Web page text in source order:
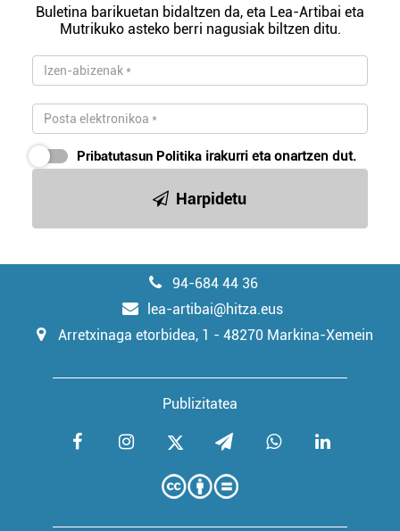
Lortu zure datu pertsonalak prozesatzeko moduari
buruzko informazio gehiago eta ezarri zure lehentasunak
datuen atalean. Edozein unetan alda edo ken dezakezu
zure baimena Cookieen adierazpenean.
Webgune honek cookie propioak eta hirugarrenen cookie-
fitxategiak erabiltzen ditu. Zure esperientzia eta
zerbitzuak hobetzeko asmoz, cookie teknologiaz
erabiltzeko baimen esplizitua ematen diguzu.
irakurri
Buletina barikuetan bidaltzen da, eta Lea-Artibai eta
Mutrikuko asteko berri nagusiak biltzen ditu.
Pribatutasun Politika irakurri eta onartzen dut.
Harpidetu
94-684 44 36
lea-artibai@hitza.eus
Arretxinaga etorbidea, 1 - 48270 Markina-Xemein
Publizitatea